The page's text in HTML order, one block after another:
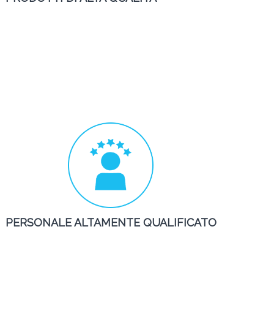
PERSONALE ALTAMENTE QUALIFICATO